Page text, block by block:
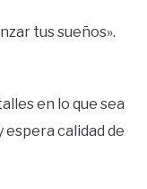
tus sueños».
en lo que sea
espera calidad de